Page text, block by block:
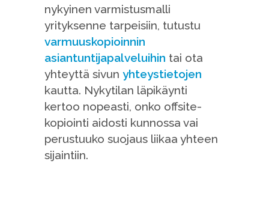
nykyinen varmistusmalli
yrityksenne tarpeisiin, tutustu
varmuuskopioinnin
asiantuntijapalveluihin tai ota
yhteyttä sivun yhteystietojen
kautta. Nykytilan läpikäynti
kertoo nopeasti, onko offsite-
kopiointi aidosti kunnossa vai
perustuuko suojaus liikaa yhteen
sijaintiin.